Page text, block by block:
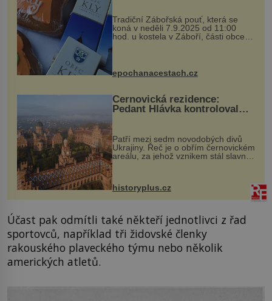
Tradiční Zábořská pouť, která se
koná v neděli 7.9.2025 od 11:00
hod. u kostela v Záboří, části obce
Kly u Mělníka. V programu naleznete
komentovanou prohlídku kostela,
epochanacestach.cz
Černovická rezidence:
Pedant Hlávka kontroloval
Patří mezi sedm novodobých divů
Ukrajiny. Řeč je o obřím černovickém
areálu, za jehož vznikem stál slavný
český architekt Josef Hlávka. Ten si
na něm dal mimořádně záležet. Jeho
historyplus.cz
Účast pak odmítli také někteří jednotlivci z řad
sportovců, například tři židovské členky
rakouského plaveckého týmu nebo několik
amerických atletů.